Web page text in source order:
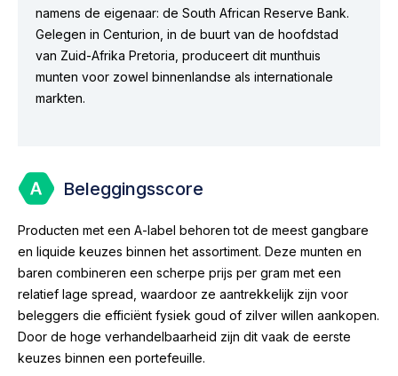
namens de eigenaar: de South African Reserve Bank.
Gelegen in Centurion, in de buurt van de hoofdstad
van Zuid-Afrika Pretoria, produceert dit munthuis
munten voor zowel binnenlandse als internationale
markten.
Beleggingsscore
Producten met een A-label behoren tot de meest gangbare
en liquide keuzes binnen het assortiment. Deze munten en
baren combineren een scherpe prijs per gram met een
relatief lage spread, waardoor ze aantrekkelijk zijn voor
beleggers die efficiënt fysiek goud of zilver willen aankopen.
Door de hoge verhandelbaarheid zijn dit vaak de eerste
keuzes binnen een portefeuille.